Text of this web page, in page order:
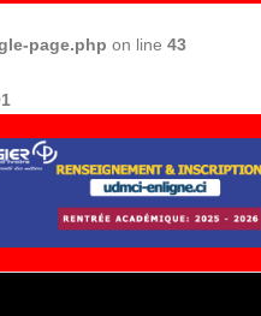
page.php on line 43